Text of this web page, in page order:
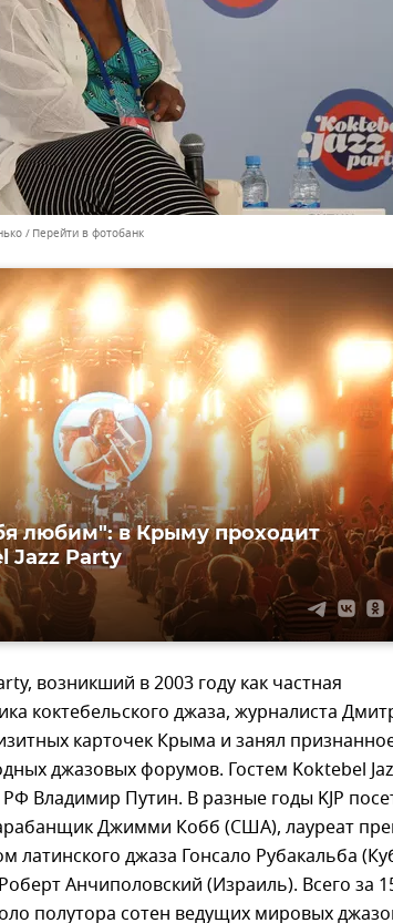
Перейти в фотобанк
любим": в Крыму проходит
Jazz Party
возникший в 2003 году как частная
коктебельского джаза, журналиста
карточек Крыма и занял
джазовых форумов. Гостем Koktebel
Владимир Путин. В разные годы KJP
Джимми Кобб (США), лауреат
латинского джаза Гонсало Рубакальба
Анчиполовский (Израиль). Всего за
полутора сотен ведущих мировых